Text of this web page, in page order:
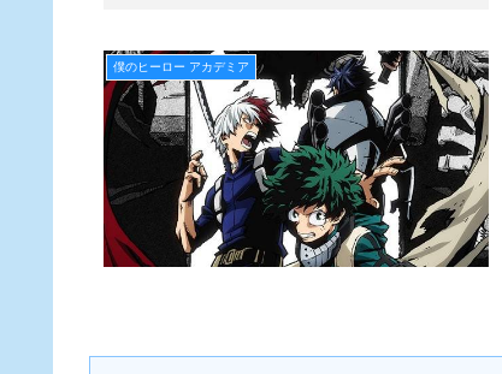
僕のヒーロー アカデミア